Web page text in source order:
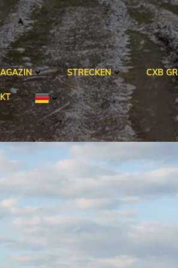
STRECKEN CXB